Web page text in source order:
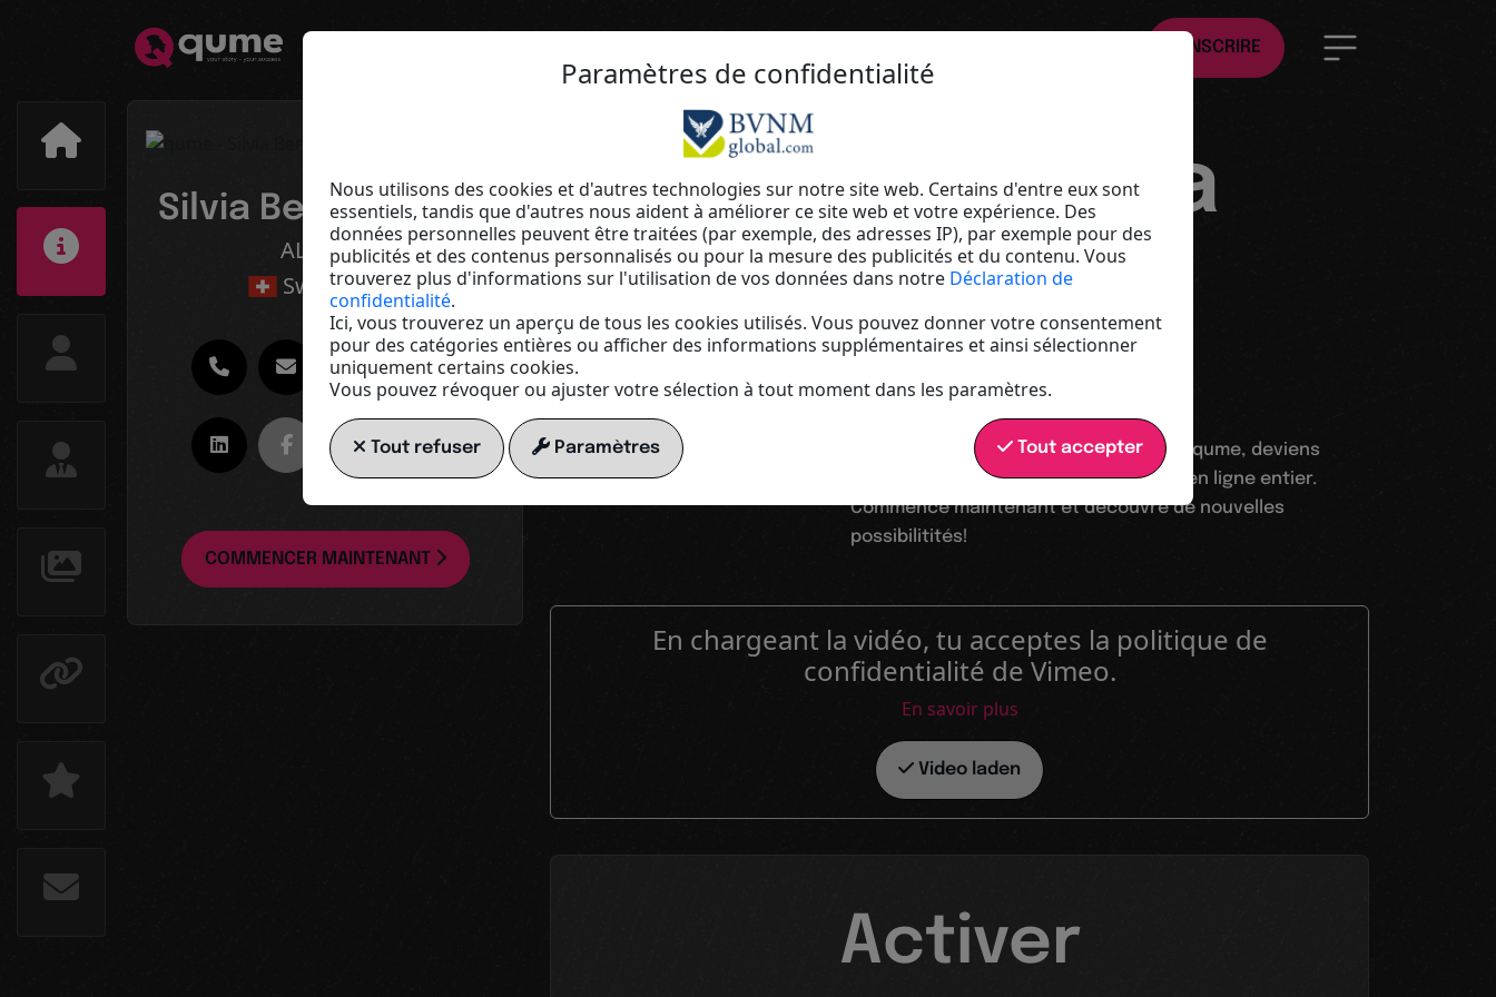
S'INSCRIRE
Silvia Bertschinger
ALEONN
Switzerland
COMMENCER MAINTENANT
Ton tremplin vers un monde numérique
Augmenter la
portée de la
visibilité
Crée ton propre tableau des membres qume, deviens
visible et connecte-toi avec le monde en ligne entier.
Commence maintenant et découvre de nouvelles
possibilitités!
En chargeant la vidéo, tu acceptes la politique de
confidentialité de Vimeo.
En savoir plus
Video laden
Activer
Paramètres de confidentialité
Nous utilisons des cookies et d'autres technologies sur notre site web. Certains d'entre eux sont
essentiels, tandis que d'autres nous aident à améliorer ce site web et votre expérience. Des
données personnelles peuvent être traitées (par exemple, des adresses IP), par exemple pour des
publicités et des contenus personnalisés ou pour la mesure des publicités et du contenu. Vous
trouverez plus d'informations sur l'utilisation de vos données dans notre Déclaration de
confidentialité.
Ici, vous trouverez un aperçu de tous les cookies utilisés. Vous pouvez donner votre consentement
pour des catégories entières ou afficher des informations supplémentaires et ainsi sélectionner
uniquement certains cookies.
Vous pouvez révoquer ou ajuster votre sélection à tout moment dans les paramètres.
Tout refuser Paramètres Tout accepter